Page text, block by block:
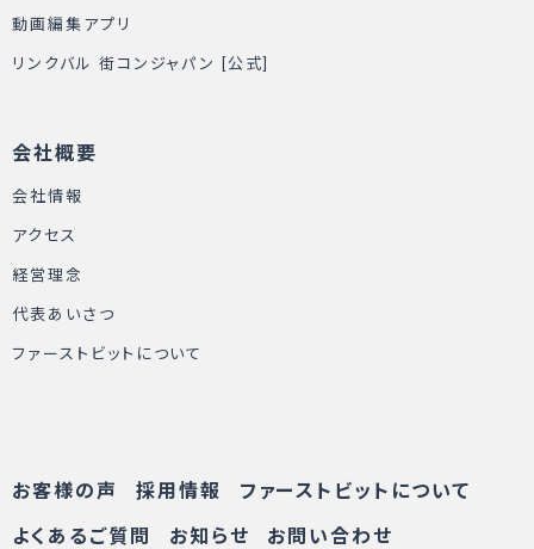
動画編集アプリ
リンクバル 街コンジャパン [公式]
会社概要
会社情報
アクセス
経営理念
代表あいさつ
ファーストビットについて
お客様の声 採用情報
ファーストビットについて
よくあるご質問
お知らせ お問い合わせ